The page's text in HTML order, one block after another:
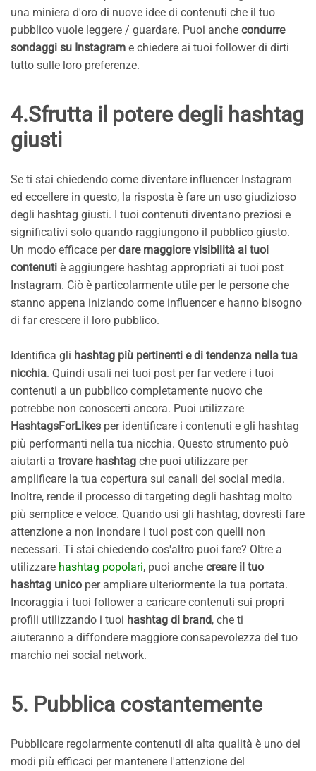
una miniera d'oro di nuove idee di contenuti che il tuo
pubblico vuole leggere / guardare. Puoi anche condurre
sondaggi su Instagram e chiedere ai tuoi follower di dirti
tutto sulle loro preferenze.
4.Sfrutta il potere degli hashtag
giusti
Se ti stai chiedendo come diventare influencer Instagram
ed eccellere in questo, la risposta è fare un uso giudizioso
degli hashtag giusti. I tuoi contenuti diventano preziosi e
significativi solo quando raggiungono il pubblico giusto.
Un modo efficace perdare maggiore visibilità ai tuoi
contenuti è aggiungere hashtag appropriati ai tuoi post
Instagram. Ciò è particolarmente utile per le persone che
stanno appena iniziando come influencer e hanno bisogno
di far crescere il loro pubblico.
Identifica gli hashtag più pertinenti e di tendenza nella tua
nicchia. Quindi usali nei tuoi post per far vedere i tuoi
contenuti a un pubblico completamente nuovo che
potrebbe non conoscerti ancora. Puoi utilizzare
HashtagsForLikes per identificare i contenuti e gli hashtag
più performanti nella tua nicchia. Questo strumento può
aiutarti a trovare hashtag che puoi utilizzare per
amplificare la tua copertura sui canali dei social media.
Inoltre, rende il processo di targeting degli hashtag molto
più semplice e veloce. Quando usi gli hashtag, dovresti fare
attenzione a non inondare i tuoi post con quelli non
necessari. Ti stai chiedendo cos'altro puoi fare? Oltre a
utilizzare hashtag popolari, puoi anche creare il tuo
hashtag unico per ampliare ulteriormente la tua portata.
Incoraggia i tuoi follower a caricare contenuti sui propri
profili utilizzando i tuoi hashtag di brand, che ti
aiuteranno a diffondere maggiore consapevolezza del tuo
marchio nei social network.
5. Pubblica costantemente
Pubblicare regolarmente contenuti di alta qualità è uno dei
modi più efficaci per mantenere l'attenzione del